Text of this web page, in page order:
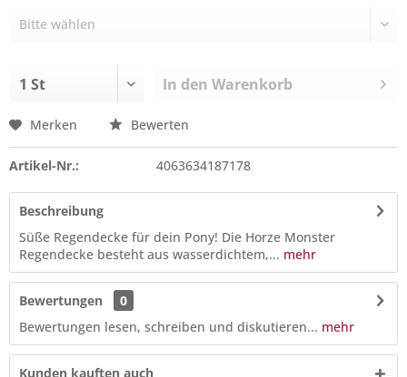
In den Warenkorb
Merken Bewerten
Artikel-Nr.: 4063634187178
Beschreibung
Süße Regendecke für dein Pony! Die Horze Monster
Regendecke besteht aus wasserdichtem,... mehr
Bewertungen
0
Bewertungen lesen, schreiben und diskutieren... mehr
Kunden kauften auch